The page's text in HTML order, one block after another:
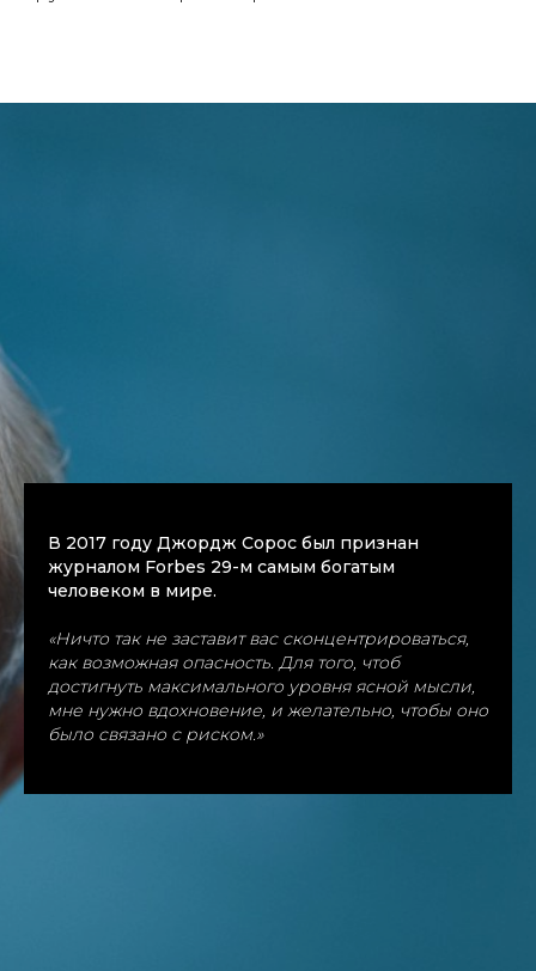
В 2017 году Джордж Сорос был признан
журналом Forbes 29-м самым богатым
человеком в мире.
«Ничто так не заставит вас сконцентрироваться,
как возможная опасность. Для того, чтоб
достигнуть максимального уровня ясной мысли,
мне нужно вдохновение, и желательно, чтобы оно
было связано с риском.»